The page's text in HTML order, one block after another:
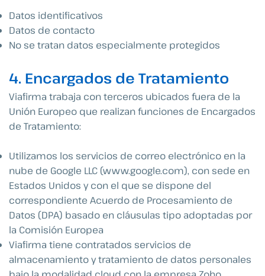
Datos identificativos
Datos de contacto
No se tratan datos especialmente protegidos
4. Encargados de Tratamiento
Viafirma trabaja con terceros ubicados fuera de la
Unión Europeo que realizan funciones de Encargados
de Tratamiento:
Utilizamos los servicios de correo electrónico en la
nube de Google LLC (www.google.com), con sede en
Estados Unidos y con el que se dispone del
correspondiente Acuerdo de Procesamiento de
Datos (DPA) basado en cláusulas tipo adoptadas por
la Comisión Europea
Viafirma tiene contratados servicios de
almacenamiento y tratamiento de datos personales